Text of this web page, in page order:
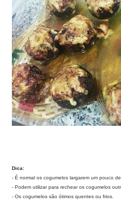
Dica:
- É normal os cogumelos largarem um pouco de
- Podem utilizar para rechear os cogumelos
- Os cogumelos são ótimos quentes ou frios.